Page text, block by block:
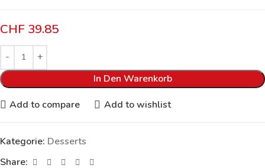
CHF 39.85
In Den Warenkorb
Add to compare Add to wishlist
Kategorie: Desserts
Share: